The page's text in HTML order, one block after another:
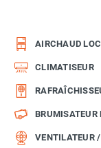
AIRCHAUD
CLIMATISEUR
BRUMISATEUR
VENTILATEUR